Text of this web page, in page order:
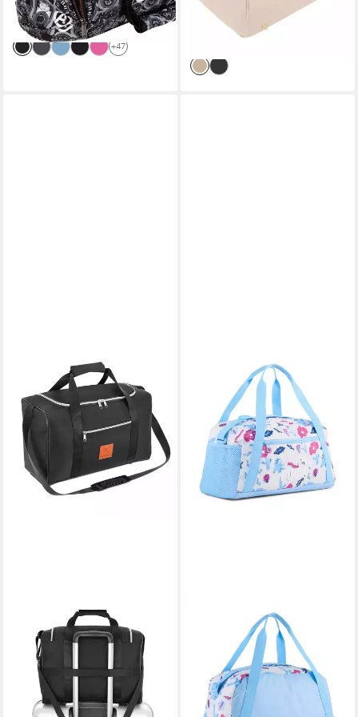
-25%
lieferbar - in 4-5 Werktagen bei dir
+47
verstellbarem Schultergurt,
30 l Volumen
25,90 €